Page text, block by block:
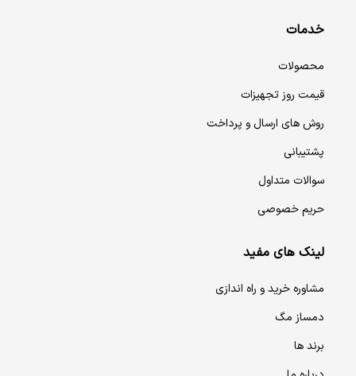
خدمات
محصولات
قیمت روز تجهیزات
روش های ارسال و پرداخت
پشتیبانی
سوالات متداول
حریم خصوصی
لینک های مفید
مشاوره خرید و راه اندازی
دمساز مگ
برند ها